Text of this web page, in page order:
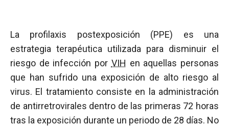
La profilaxis postexposición (PPE) es una
estrategia terapéutica utilizada para disminuir el
riesgo de infección por VIH en aquellas personas
que han sufrido una exposición de alto riesgo al
virus. El tratamiento consiste en la administración
de antirretrovirales dentro de las primeras 72 horas
tras la exposición durante un periodo de 28 días. No